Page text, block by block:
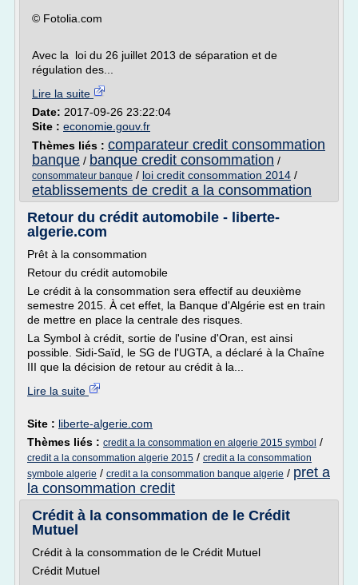
© Fotolia.com
Avec la loi du 26 juillet 2013 de séparation et de
régulation des...
Lire la suite
Date: 2017-09-26 23:22:04
Site : economie.gouv.fr
Thèmes liés : comparateur credit consommation
banque / banque credit consommation /
consommateur banque / loi credit consommation 2014 /
etablissements de credit a la consommation
Retour du crédit automobile - liberte-
algerie.com
Prêt à la consommation
Retour du crédit automobile
Le crédit à la consommation sera effectif au deuxième
semestre 2015. À cet effet, la Banque d'Algérie est en train
de mettre en place la centrale des risques.
La Symbol à crédit, sortie de l'usine d'Oran, est ainsi
possible. Sidi-Saïd, le SG de l'UGTA, a déclaré à la Chaîne
III que la décision de retour au crédit à la...
Lire la suite
Site : liberte-algerie.com
Thèmes liés : credit a la consommation en algerie 2015 symbol /
credit a la consommation algerie 2015 / credit a la consommation
symbole algerie / credit a la consommation banque algerie / pret a
la consommation credit
Crédit à la consommation de le Crédit
Mutuel
Crédit à la consommation de le Crédit Mutuel
Crédit Mutuel